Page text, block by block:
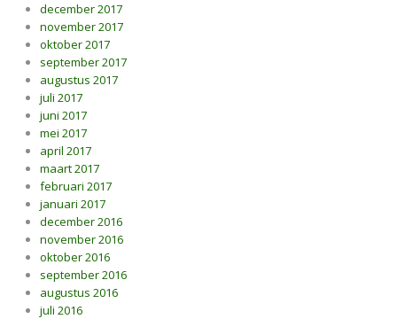
december 2017
november 2017
oktober 2017
september 2017
augustus 2017
juli 2017
juni 2017
mei 2017
april 2017
maart 2017
februari 2017
januari 2017
december 2016
november 2016
oktober 2016
september 2016
augustus 2016
juli 2016